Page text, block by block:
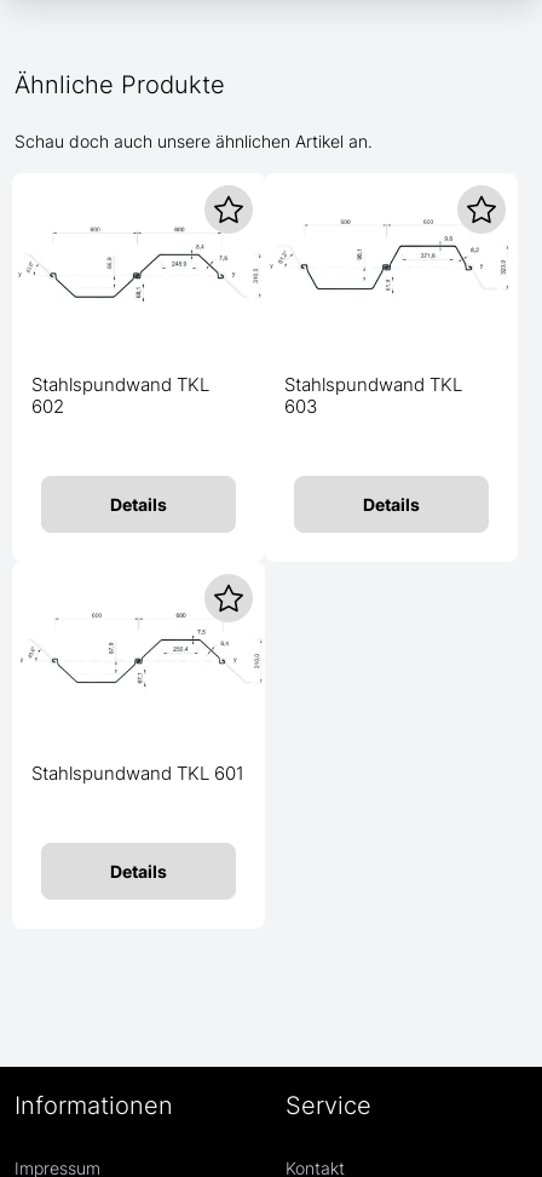
Ähnliche Produkte
Schau doch auch unsere ähnlichen Artikel an.
Stahlspundwand TKL
602
Details
Stahlspundwand TKL
603
Details
Stahlspundwand TKL 601
Details
Informationen
Impressum
Service
Kontakt